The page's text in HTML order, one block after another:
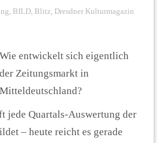
Podcast
Seminare
, BILD, Blitz, Dresdner Kulturmagazin
Wie entwickelt sich eigentlich
der Zeitungsmarkt in
Mitteldeutschland?
jede Quartals-Auswertung der
– heute reicht es gerade